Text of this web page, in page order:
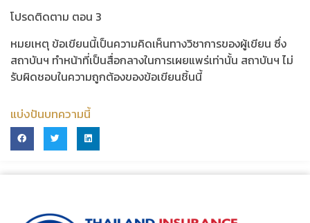
โปรดติดตาม ตอน 3
หมยเหตุ ข้อเขียนนี้เป็นความคิดเห็นทางวิชาการของผู้เขียน ซึ่ง
สถาบันฯ ทำหน้าที่เป็นสื่อกลางในการเผยแพร่เท่านั้น สถาบันฯ ไม่
รับผิดชอบในความถูกต้องของข้อเขียนชิ้นนี้
แบ่งปันบทความนี้